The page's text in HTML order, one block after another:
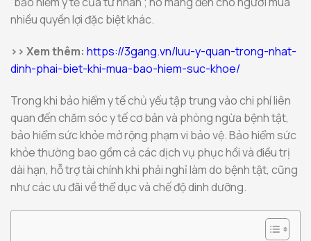
nhiều quyền lợi đặc biệt khác.
>> Xem thêm: https://3gang.vn/luu-y-quan-trong-nhat-
dinh-phai-biet-khi-mua-bao-hiem-suc-khoe/
Trong khi bảo hiểm y tế chủ yếu tập trung vào chi phí liên
quan đến chăm sóc y tế cơ bản và phòng ngừa bệnh tật,
bảo hiểm sức khỏe mở rộng phạm vi bảo vệ. Bảo hiểm sức
khỏe thường bao gồm cả các dịch vụ phục hồi và điều trị
dài hạn, hỗ trợ tài chính khi phải nghỉ làm do bệnh tật, cũng
như các ưu đãi về thể dục và chế độ dinh dưỡng.